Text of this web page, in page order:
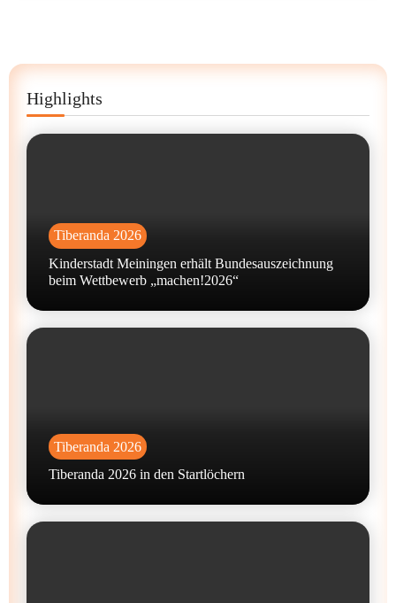
Highlights
Tiberanda 2026
Kinderstadt Meiningen erhält Bundesauszeichnung
beim Wettbewerb „machen!2026“
Tiberanda 2026
Tiberanda 2026 in den Startlöchern